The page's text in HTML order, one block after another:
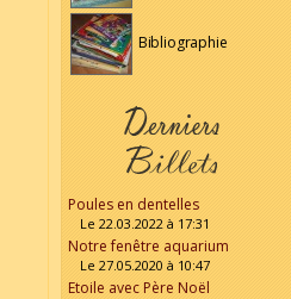
Bibliographie
Poules en dentelles
Le 22.03.2022 à 17:31
Notre fenêtre aquarium
Le 27.05.2020 à 10:47
Etoile avec Père Noël